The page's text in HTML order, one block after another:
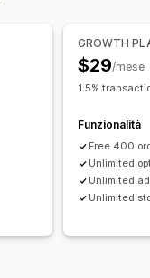
GROWTH
$29/mese
1.5%
Funzionalità
Free 400
Unlimited
Unlimited
Unlimited